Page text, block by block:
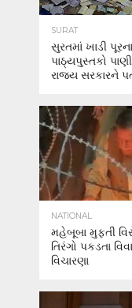
SURAT
સુરતમાં ખાડી
પાઠ્યપુસ્તકો
રાજ્ય સરકારને
NATIONAL
મહેબૂબા મુફ્તી
તિરંગો પકડતા
વિચારણા